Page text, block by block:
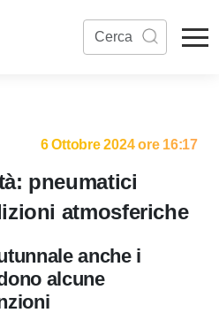
6 Ottobre 2024 ore 16:17
pneumatici
atmosferiche
anche i
alcune